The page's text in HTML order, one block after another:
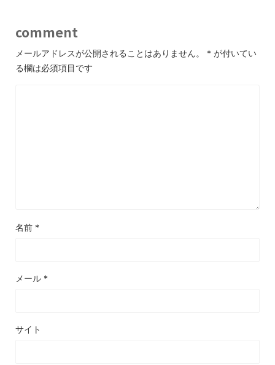
comment
メールアドレスが公開されることはありません。 * が付いてい
る欄は必須項目です
名前 *
メール *
サイト